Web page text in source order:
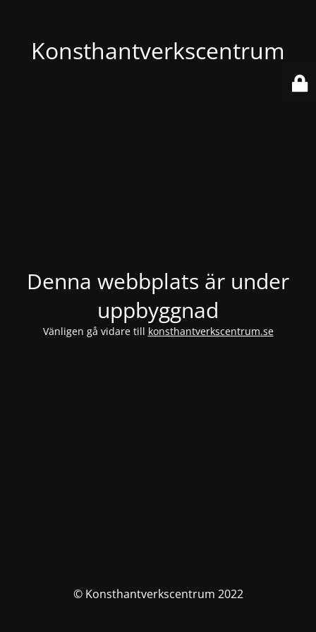
Konsthantverkscentrum
Denna webbplats är under
uppbyggnad
Vänligen gå vidare till konsthantverkscentrum.se
© Konsthantverkscentrum 2022